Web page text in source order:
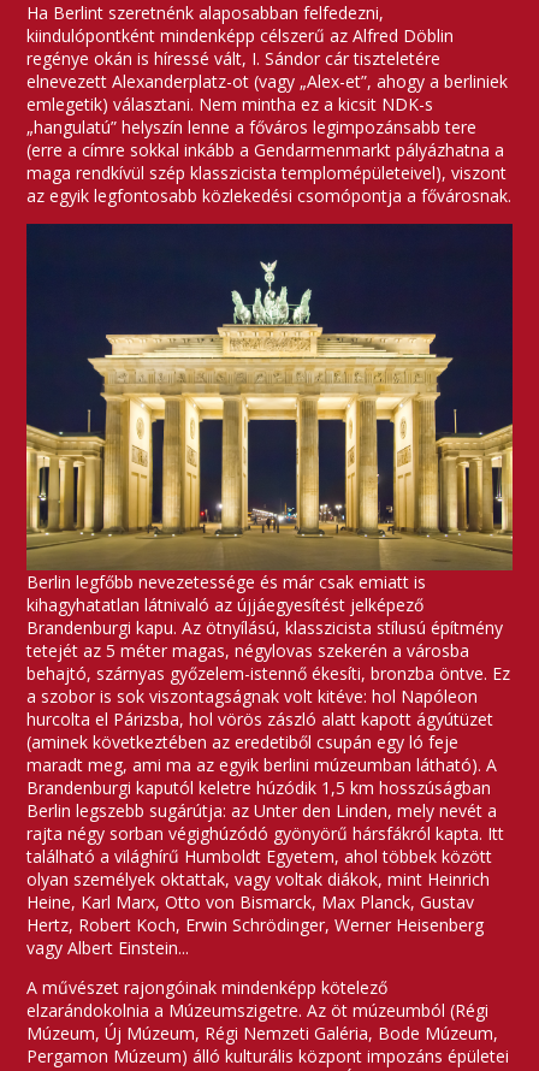
Ha Berlint szeretnénk alaposabban felfedezni,
kiindulópontként mindenképp célszerű az Alfred Döblin
regénye okán is híressé vált, I. Sándor cár tiszteletére
elnevezett Alexanderplatz-ot (vagy „Alex-et”, ahogy a berliniek
emlegetik) választani. Nem mintha ez a kicsit NDK-s
„hangulatú” helyszín lenne a főváros legimpozánsabb tere
(erre a címre sokkal inkább a Gendarmenmarkt pályázhatna a
maga rendkívül szép klasszicista templomépületeivel), viszont
az egyik legfontosabb közlekedési csomópontja a fővárosnak.
Berlin legfőbb nevezetessége és már csak emiatt is
kihagyhatatlan látnivaló az újjáegyesítést jelképező
Brandenburgi kapu. Az ötnyílású, klasszicista stílusú építmény
tetejét az 5 méter magas, négylovas szekerén a városba
behajtó, szárnyas győzelem-istennő ékesíti, bronzba öntve. Ez
a szobor is sok viszontagságnak volt kitéve: hol Napóleon
hurcolta el Párizsba, hol vörös zászló alatt kapott ágyútüzet
(aminek következtében az eredetiből csupán egy ló feje
maradt meg, ami ma az egyik berlini múzeumban látható). A
Brandenburgi kaputól keletre húzódik 1,5 km hosszúságban
Berlin legszebb sugárútja: az Unter den Linden, mely nevét a
rajta négy sorban végighúzódó gyönyörű hársfákról kapta. Itt
található a világhírű Humboldt Egyetem, ahol többek között
olyan személyek oktattak, vagy voltak diákok, mint Heinrich
Heine, Karl Marx, Otto von Bismarck, Max Planck, Gustav
Hertz, Robert Koch, Erwin Schrödinger, Werner Heisenberg
vagy Albert Einstein...
A művészet rajongóinak mindenképp kötelező
elzarándokolnia a Múzeumszigetre. Az öt múzeumból (Régi
Múzeum, Új Múzeum, Régi Nemzeti Galéria, Bode Múzeum,
Pergamon Múzeum) álló kulturális központ impozáns épületei